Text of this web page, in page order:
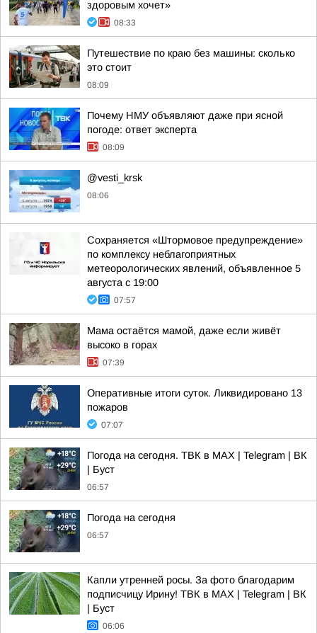
здоровым хочет»
08:33
Путешествие по краю без машины: сколько
это стоит
08:09
Почему НМУ объявляют даже при ясной
погоде: ответ эксперта
08:09
@vesti_krsk
08:06
Сохраняется «Штормовое предупреждение»
по комплексу неблагоприятных
метеорологических явлений, объявленное 5
августа с 19:00
07:57
Мама остаётся мамой, даже если живёт
высоко в горах
07:39
Оперативные итоги суток. Ликвидировано 13
пожаров
07:07
Погода на сегодня. ТВК в MAX | Telegram | ВК
| Буст
06:57
Погода на сегодня
06:57
Капли утренней росы. За фото благодарим
подписчицу Ирину! ТВК в MAX | Telegram | ВК
| Буст
06:06